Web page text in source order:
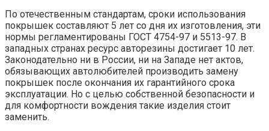
По отечественным стандартам, сроки использования
покрышек составляют 5 лет со дня их изготовления, эти
нормы регламентированы ГОСТ 4754-97 и 5513-97. В
западных странах ресурс авторезины достигает 10 лет.
Законодательно ни в России, ни на Западе нет актов,
обязывающих автолюбителей производить замену
покрышек после окончания их гарантийного срока
эксплуатации. Но с целью собственной безопасности и
для комфортности вождения такие изделия стоит
заменить.